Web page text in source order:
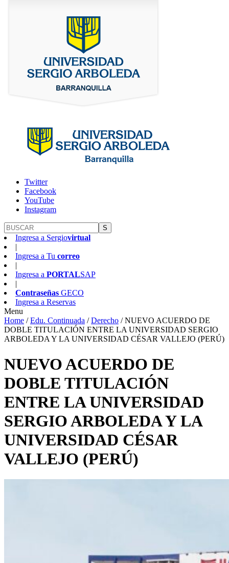
Twitter
Facebook
YouTube
Instagram
S
Ingresa a Sergiovirtual
Ingresa a Tu correo
Ingresa a PORTALSAP
Contraseñas GECO
Ingresa a Reservas
Menu
Home /Edu. Continuada /Derecho /NUEVO ACUERDO DE
DOBLE TITULACIÓN ENTRE LA UNIVERSIDAD SERGIO
ARBOLEDA Y LA UNIVERSIDAD CÉSAR VALLEJO (PERÚ)
NUEVO ACUERDO DE
DOBLE TITULACIÓN
ENTRE LA UNIVERSIDAD
SERGIO ARBOLEDA Y LA
UNIVERSIDAD CÉSAR
VALLEJO (PERÚ)